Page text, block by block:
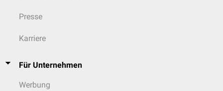
Presse
Karriere
Für Unternehmen
Werbung